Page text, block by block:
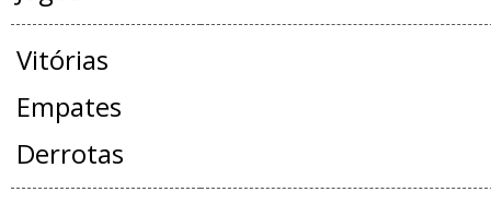
Vitórias
Empates
Derrotas